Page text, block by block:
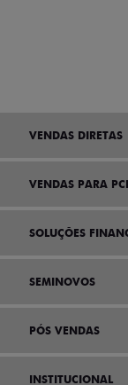
VENDAS DIRETAS
VENDAS PARA
SOLUÇÕES
SEMINOVOS
PÓS VENDAS
INSTITUCIONAL